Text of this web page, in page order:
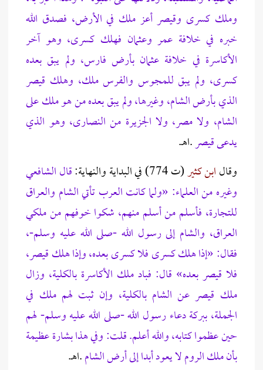
وملك كسرى وقيصر أعز ملك في الأرض، فصدق الله
خبره في خلافة عمر وعثمان فهلك كسرى، وهو آخر
الأكاسرة في خلافة عثمان بأرض فارس، ولم يبق بعده
كسرى، ولم يبق للمجوس والفرس ملك، وهلك قيصر
الذي بأرض الشام، وغيرها، ولم يبق بعده من هو ملك على
الشام، ولا مصر، ولا الجزيرة من النصارى، وهو الذي
يدعى قيصر.اهـ.
وقالابن كثير(ت 774) في البداية والنهاية:
قال الشافعي
وغيره من العلماء: «ولما كانت العرب تأتي الشام والعراق
للتجارة، فأسلم من أسلم منهم، شكوا خوفهم من ملكي
العراق، والشام إلى رسول الله -صلى الله عليه وسلم-،
فقال: «إذا هلك كسرى فلا كسرى بعده، وإذا هلك قيصر،
فلا قيصر بعده» قال: فباد ملك الأكاسرة بالكلية، وزال
ملك قيصر عن الشام بالكلية، وإن ثبت لهم ملك في
الجملة، ببركة دعاء رسول الله -صلى الله عليه وسلم- لهم
حين عظموا كتابه، والله أعلم. قلت: وفي هذا بشارة عظيمة
بأن ملك الروم لا يعود أبدا إلى أرض الشام.اهـ.